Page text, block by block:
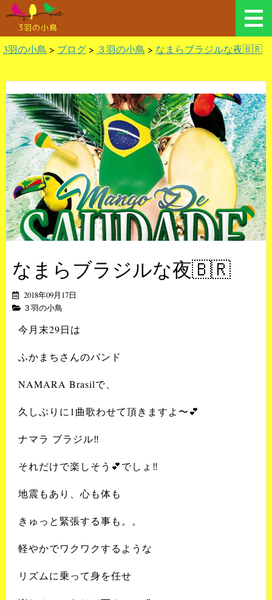
3羽の小鳥
3羽の小鳥 > ブログ > ３羽の小鳥 > なまらブラジルな夜🇧🇷
なまらブラジルな夜🇧🇷
2018年09月17日
３羽の小鳥
今月末29日は
ふかまちさんのバンド
NAMARA Brasilで、
久しぶりに1曲歌わせて頂きますよ〜💕
ナマラ ブラジル‼️
それだけで楽しそう💕でしょ‼️
地震もあり、心も体も
きゅっと緊張する事も。。
軽やかでワクワクするような
リズムに乗って身を任せ